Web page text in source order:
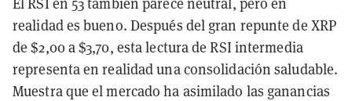
realidad es bueno. Después del gran repunte de XRP
de $2,00 a $3,70, esta lectura de RSI intermedia
representa en realidad una consolidación saludable.
Muestra que el mercado ha asimilado las ganancias